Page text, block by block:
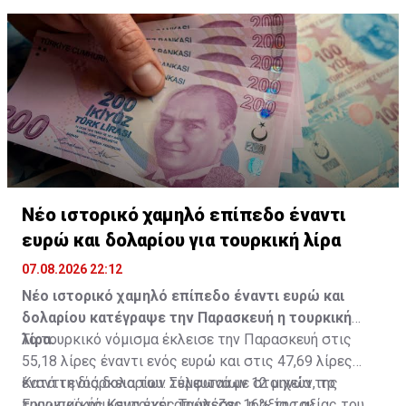
ΗΠΑ, μεσούσης της περιφερειακής σύγκρουσης κατά
την οποία ιρανικοί πύραυλοι στόχευσαν εξαγωγείς
πετρελαίου του Κόλπου.
Νέο ιστορικό χαμηλό επίπεδο έναντι
ευρώ και δολαρίου για τουρκική λίρα
07.08.2026 22:12
Νέο ιστορικό χαμηλό επίπεδο έναντι ευρώ και
δολαρίου κατέγραψε την Παρασκευή η τουρκική
λίρα.
Το τουρκικό νόμισμα έκλεισε την Παρασκευή στις
55,18 λίρες έναντι ενός ευρώ και στις 47,69 λίρες
έναντι ενός δολαρίου. Σύμφωνα με στοιχεία της
Κατά τη διάρκεια των τελευταίων 12 μηνών, το